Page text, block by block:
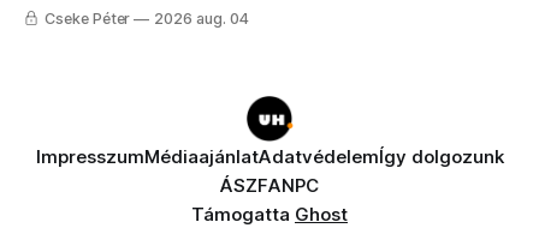
Cseke Péter 2026 aug. 04
ImpresszumMédiaajánlatAdatvédelemÍgy dolgozunk
ÁSZFANPC
Támogatta Ghost